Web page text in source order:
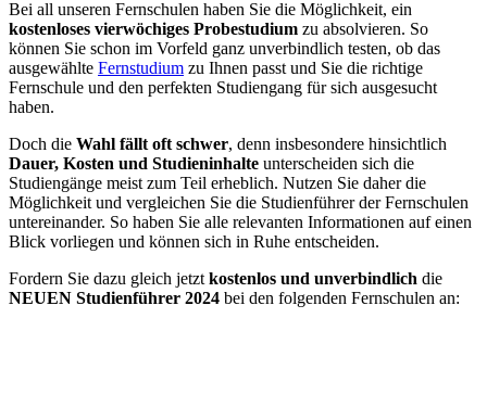
Bei all unseren Fernschulen haben Sie die Möglichkeit, ein
kostenloses vierwöchiges Probestudium zu absolvieren. So
können Sie schon im Vorfeld ganz unverbindlich testen, ob das
ausgewählte Fernstudium zu Ihnen passt und Sie die richtige
Fernschule und den perfekten Studiengang für sich ausgesucht
haben.
Doch die Wahl fällt oft schwer, denn insbesondere hinsichtlich
Dauer, Kosten und Studieninhalte unterscheiden sich die
Studiengänge meist zum Teil erheblich. Nutzen Sie daher die
Möglichkeit und vergleichen Sie die Studienführer der Fernschulen
untereinander. So haben Sie alle relevanten Informationen auf einen
Blick vorliegen und können sich in Ruhe entscheiden.
Fordern Sie dazu gleich jetzt kostenlos und unverbindlich die
NEUEN Studienführer 2024 bei den folgenden Fernschulen an: